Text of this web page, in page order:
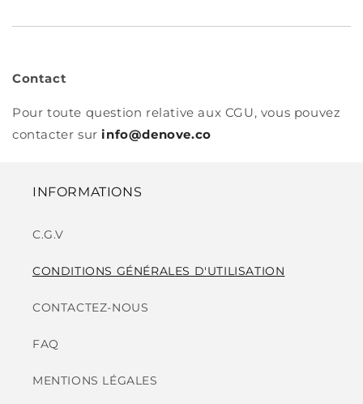
Contact
Pour toute question relative aux CGU, vous pouvez
contacter surinfo@denove.co
INFORMATIONS
C.G.V
CONDITIONS GÉNÉRALES D'UTILISATION
CONTACTEZ-NOUS
FAQ
MENTIONS LÉGALES